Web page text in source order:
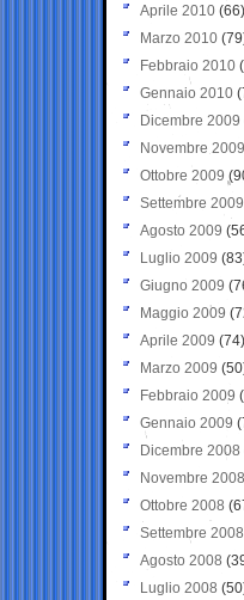
Aprile 2010 (66)
Marzo 2010
Febbraio 2010
Gennaio 2010
Dicembre 2009
Novembre 2009
Ottobre 2009
Settembre 2009
Agosto 2009
Luglio 2009
Giugno 2009
Maggio 2009
Aprile 2009 (74)
Marzo 2009
Febbraio 2009
Gennaio 2009
Dicembre 2008
Novembre 2008
Ottobre 2008
Settembre 2008
Agosto 2008
Luglio 2008